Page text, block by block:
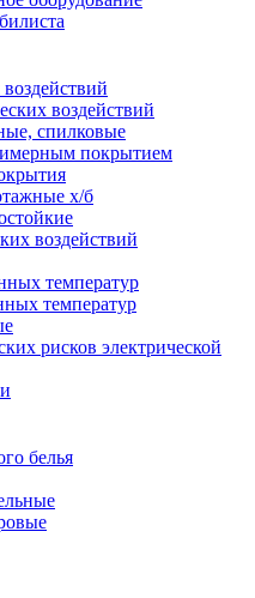
воздействий
спилковые
покрытием
х/б
воздействий
температур
температур
рисков электрической
белья